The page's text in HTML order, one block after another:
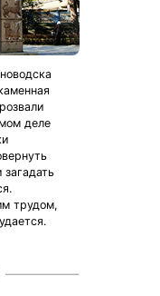
деле
загадать
трудом,